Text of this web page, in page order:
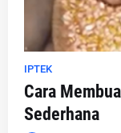
IPTEK
Cara
Sederhana